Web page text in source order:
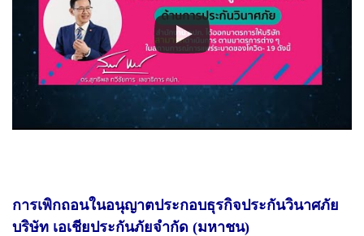
การเพิกถอนในอนุญาตประกอบธุรกิจประกันวินาศภัย
บริษัท เอเชียประกันภัยจำกัด (มหาชน)